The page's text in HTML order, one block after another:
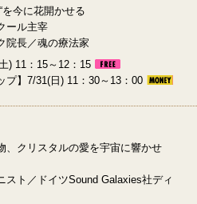
を今に花開かせる
ール主宰
院長／魂の療法家
) 11：15～12：15
プ】7/31(日) 11：30～13：00
、クリスタルの愛を宇宙に響かせ
スト／ドイツSound Galaxies社ディ